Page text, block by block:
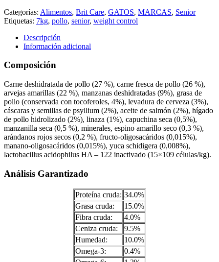
Categorías: Alimentos, Brit Care, GATOS, MARCAS, Senior
Etiquetas: 7kg, pollo, senior, weight control
Descripción
Información adicional
Composición
Carne deshidratada de pollo (27 %), carne fresca de pollo (26 %),
arvejas amarillas (22 %), manzanas deshidratadas (9%), grasa de
pollo (conservada con tocoferoles, 4%), levadura de cerveza (3%),
cáscaras y semillas de psyllium (2%), aceite de salmón (2%), hígado
de pollo hidrolizado (2%), linaza (1%), capuchina seca (0,5%),
manzanilla seca (0,5 %), minerales, espino amarillo seco (0,3 %),
arándanos rojos secos (0,2 %), fructo-oligosacáridos (0,015%),
manano-oligosacáridos (0,015%), yuca schidigera (0,008%),
lactobacillus acidophilus HA – 122 inactivado (15×109 células/kg).
Análisis Garantizado
Proteína cruda: 34.0%
Grasa cruda:
15.0%
Fibra cruda:
4.0%
Ceniza cruda:
9.5%
Humedad:
10.0%
Omega-3:
0.4%